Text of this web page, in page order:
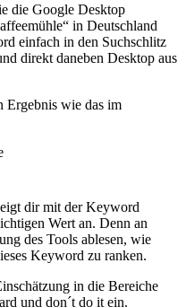
die Google Desktop
in Deutschland
einfach in den Suchschlitz
direkt daneben Desktop aus
Ergebnis wie das im
dir mit der Keyword
Wert an. Denn an
des Tools ablesen, wie
Keyword zu ranken.
in die Bereiche
und don´t do it ein.